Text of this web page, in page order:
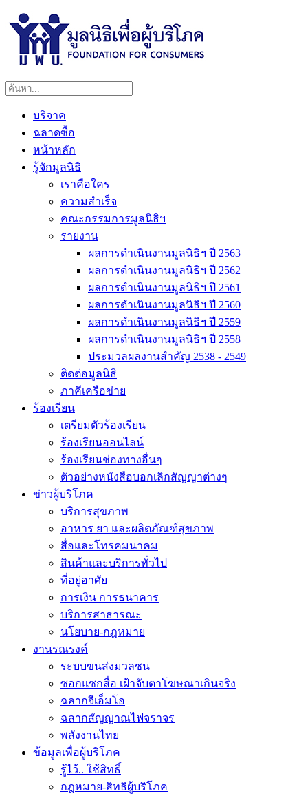
บริจาค
ฉลาดซื้อ
หน้าหลัก
รู้จักมูลนิธิ
เราคือใคร
ความสำเร็จ
คณะกรรมการมูลนิธิฯ
รายงาน
ผลการดำเนินงานมูลนิธิฯ ปี 2563
ผลการดำเนินงานมูลนิธิฯ ปี 2562
ผลการดำเนินงานมูลนิธิฯ ปี 2561
ผลการดำเนินงานมูลนิธิฯ ปี 2560
ผลการดำเนินงานมูลนิธิฯ ปี 2559
ผลการดำเนินงานมูลนิธิฯ ปี 2558
ประมวลผลงานสำคัญ 2538 - 2549
ติดต่อมูลนิธิ
ภาคีเครือข่าย
ร้องเรียน
เตรียมตัวร้องเรียน
ร้องเรียนออนไลน์
ร้องเรียนช่องทางอื่นๆ
ตัวอย่างหนังสือบอกเลิกสัญญาต่างๆ
ข่าวผู้บริโภค
บริการสุขภาพ
อาหาร ยา และผลิตภัณฑ์สุขภาพ
สื่อและโทรคมนาคม
สินค้าและบริการทั่วไป
ที่อยู่อาศัย
การเงิน การธนาคาร
บริการสาธารณะ
นโยบาย-กฎหมาย
งานรณรงค์
ระบบขนส่งมวลชน
ซอกแซกสื่อ เฝ้าจับตาโฆษณาเกินจริง
ฉลากจีเอ็มโอ
ฉลากสัญญาณไฟจราจร
พลังงานไทย
ข้อมูลเพื่อผู้บริโภค
รู้ไว้.. ใช้สิทธิ์
กฎหมาย-สิทธิผู้บริโภค